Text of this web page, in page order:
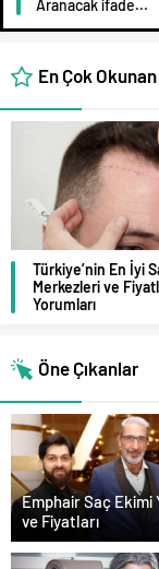
En Çok Okunan
Türkiye’nin En İyi
Merkezleri ve
Yorumları
Öne Çıkanlar
Emphair Saç Ekimi
ve Fiyatları